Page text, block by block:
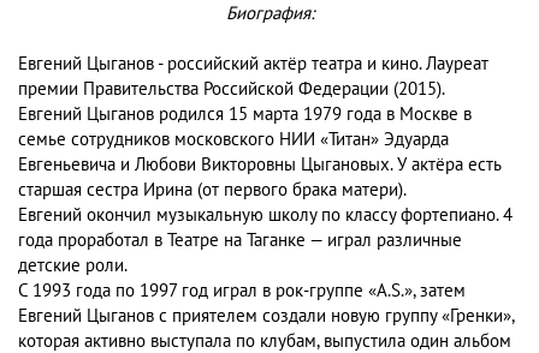
Биография:
Евгений Цыганов - российский актёр театра и кино. Лауреат
премии Правительства Российской Федерации (2015).
Евгений Цыганов родился 15 марта 1979 года в Москве в
семье сотрудников московского НИИ «Титан» Эдуарда
Евгеньевича и Любови Викторовны Цыгановых. У актёра есть
старшая сестра Ирина (от первого брака матери).
Евгений окончил музыкальную школу по классу фортепиано. 4
года проработал в Театре на Таганке — играл различные
детские роли.
С 1993 года по 1997 год играл в рок-группе «А.S.», затем
Евгений Цыганов с приятелем создали новую группу «Гренки»,
которая активно выступала по клубам, выпустила один альбом